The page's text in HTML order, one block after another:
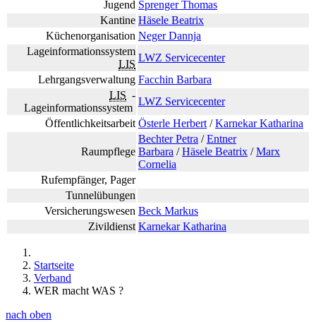
Jugend Sprenger Thomas
Kantine Häsele Beatrix
Küchenorganisation Neger Dannja
Lageinformationssystem
LIS
LWZ Servicecenter
Lehrgangsverwaltung Facchin Barbara
LIS -
Lageinformationssystem
LWZ Servicecenter
Öffentlichkeitsarbeit Österle Herbert /Karnekar Katharina
Raumpflege
Bechter Petra /Entner
Barbara /Häsele Beatrix /Marx
Cornelia
Rufempfänger, Pager
Tunnelübungen
Versicherungswesen Beck Markus
Zivildienst Karnekar Katharina
Startseite
Verband
WER macht WAS ?
nach oben